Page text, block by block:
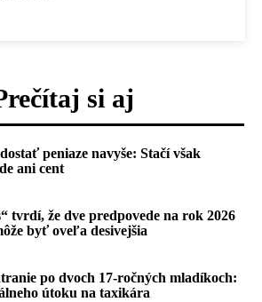
si aj
peniaze navyše: Stačí však
ani cent
tvrdí, že dve predpovede na rok 2026
byť oveľa desivejšia
po dvoch 17-ročných mladíkoch:
útoku na taxikára